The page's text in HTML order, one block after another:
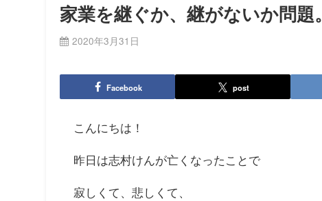
家業を継ぐか、継がないか問題。
2020年3月31日
Facebook post
こんにちは！
昨日は志村けんが亡くなったことで
寂しくて、悲しくて、